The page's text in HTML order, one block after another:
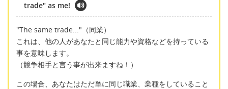
trade" as me!
"The same trade..."（同業）
これは、他の人があなたと同じ能力や資格などを持っている
事を意味します。
（競争相手と言う事が出来ますね！）
この場合、あなたはただ単に同じ職業、業種をしていること